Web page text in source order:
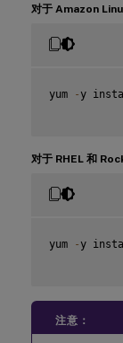
对于 Amazon
yum -y
对于 RHEL 和
yum -y
注意：